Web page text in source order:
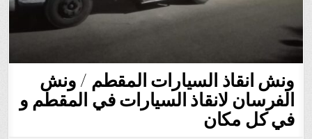
ونش انقاذ السيارات المقطم / ونش
الفرسان لانقاذ السيارات في المقطم و
في كل مكان